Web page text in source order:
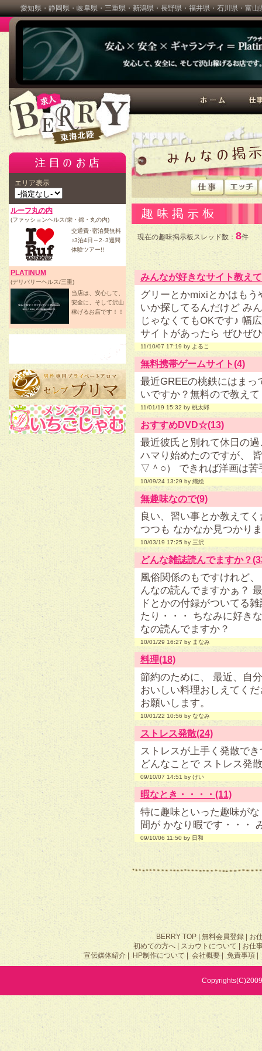
愛知県・静岡県・岐阜県・三重県・新潟県・長野県・福井県・石川県・富山
エリア表示
ルーフ丸の内
(ファッションヘルス/栄・錦・丸の内)
交通費･宿泊費無料
♪3泊4日～2･3週間
体験ツアー!!
PLATINUM
(デリバリーヘルス/三重)
当店は、安心して、
安全に、そして沢山
稼げるお店です！！
現在の趣味掲示板スレッド数： 8件
みんなが好きなサイト教え
グリーとかmixiとかはも
いか探してるんだけど み
じゃなくてもOKです♪ 幅
サイトがあったら ぜひぜ
11/10/07 17:19 by よるこ
無料携帯ゲームサイト(4)
最近GREEの桃鉄にはま
いですか？無料ので教え
11/01/19 15:32 by 桃太郎
おすすめDVD☆(13)
最近彼氏と別れて休日の
ハマり始めたのですが、
▽＾○） できれば洋画は苦
10/09/24 13:29 by 織絵
無趣味なので(9)
良い、習い事とか教えて
つつも なかなか見つかり
10/03/19 17:25 by 三沢
どんな雑誌読んでますか？
風俗関係のもですけれど
んなの読んでますかぁ？
ドとかの付録がついてる
たり・・・ ちなみに好き
なの読んでますか？
10/01/29 16:27 by まなみ
料理(18)
節約のために、 最近、自
おいしい料理おしえてく
お願いします。
10/01/22 10:56 by ななみ
ストレス発散(24)
ストレスが上手く発散で
どんなことで ストレス発
09/10/07 14:51 by けい
暇なとき・・・・(11)
特に趣味といった趣味が
間が かなり暇です・・・
09/10/06 11:50 by 日和
BERRY TOP| 無料会員登録|
お
初めての方へ| スカウトについて
お仕
宣伝媒体紹介| HP制作について 会社概要| 免責事項|